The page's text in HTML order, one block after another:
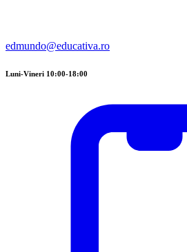
edmundo@educativa.ro
Luni-Vineri 10:00-18:00